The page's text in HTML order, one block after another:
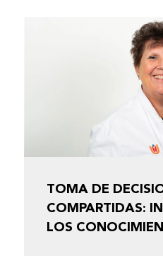
TOMA DE
COMPARTIDAS:
LOS